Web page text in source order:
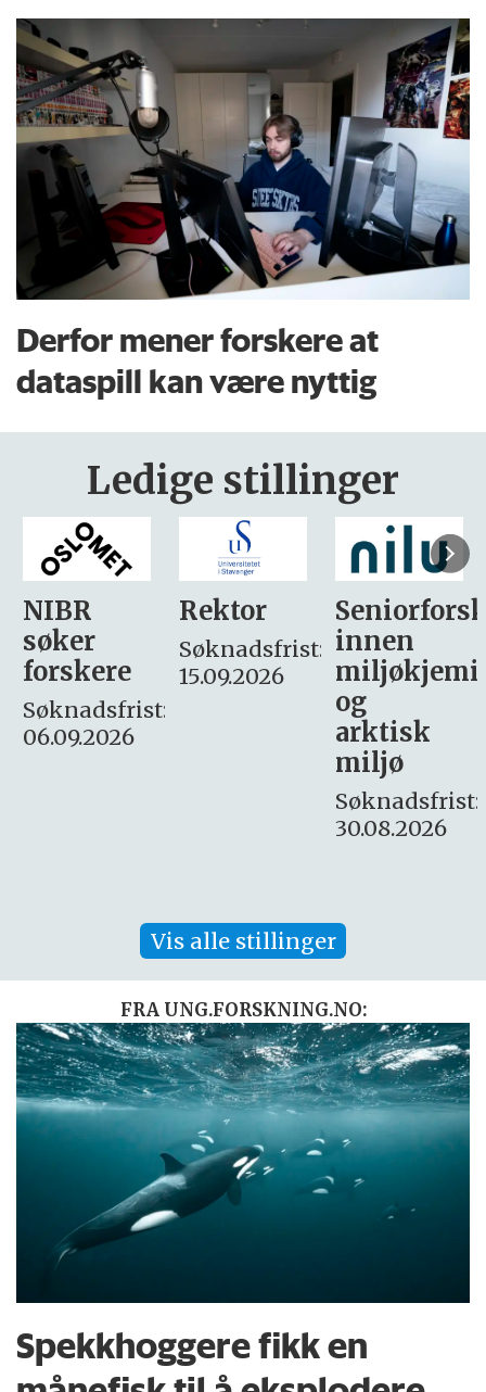
Derfor mener forskere at
dataspill kan være nyttig
Ledige stillinger
Rektor
Søknadsfrist:
15.09.2026
Seniorforsker
innen
miljøkjemi
søker
– fast
Søknadsfrist:
16. august.
Vis alle stillinger
FRA UNG.FORSKNING.NO:
Spekkhoggere fikk en